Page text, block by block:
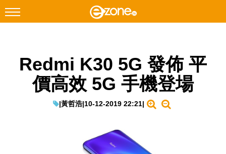
Facebook Instagram
科技焦點
Redmi K30 5G 發佈 平
價高效 5G 手機登場
|黃哲浩|10-12-2019 22:21|